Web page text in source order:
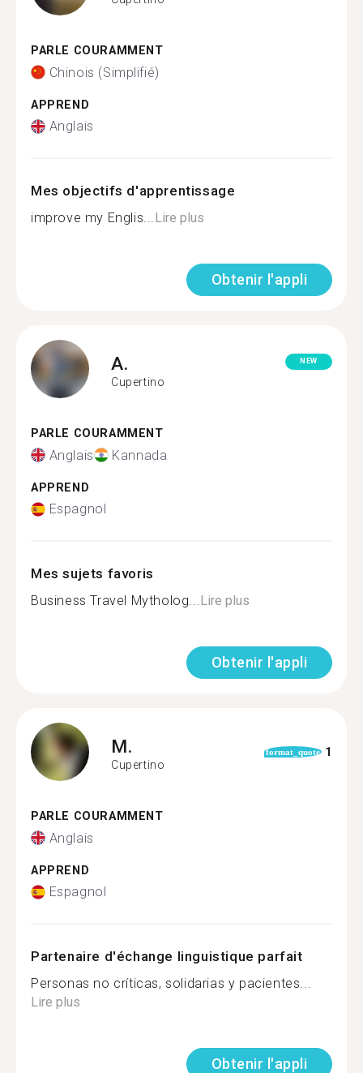
PARLE COURAMMENT
Chinois (Simplifié)
APPREND
Anglais
Mes objectifs d'apprentissage
improve my Englis...Lire plus
Obtenir l'appli
A.
Cupertino
NEW
PARLE COURAMMENT
Anglais Kannada
APPREND
Espagnol
Mes sujets favoris
Business Travel Mytholog...Lire plus
Obtenir l'appli
M.
Cupertino
format_quote 1
PARLE COURAMMENT
Anglais
APPREND
Espagnol
Partenaire d'échange linguistique parfait
Personas no críticas, solidarias y pacientes...
Lire plus
Obtenir l'appli